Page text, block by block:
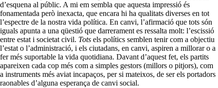
d’esquena al públic. A mi em sembla que aquesta impressió és
fonamentada però inexacta, que encara hi ha qualitats diverses en tot
l’espectre de la nostra vida política. En canvi, l’afirmació que tots són
iguals apunta a una qüestió que darrerament es ressalta molt: l’escissió
entre estat i societat civil. Tots els polítics semblen tenir com a objectiu
l’estat o l’administració, i els ciutadans, en canvi, aspiren a millorar o a
fer més suportable la vida quotidiana. Davant d’aquest fet, els partits
apareixen cada cop més com a simples gestors (millors o pitjors), com
a instruments més aviat incapaços, per si mateixos, de ser els portadors
raonables d’alguna esperança de canvi social.